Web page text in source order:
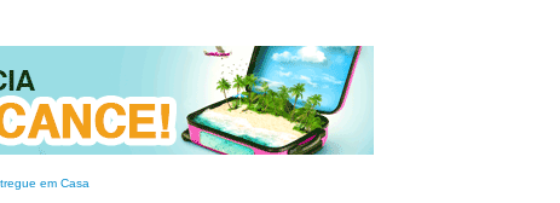
em Casa